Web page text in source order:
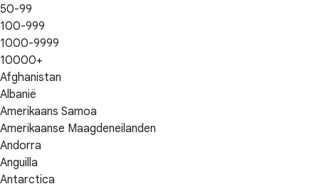
50-99
100-999
1000-9999
10000+
Afghanistan
Albanië
Amerikaans Samoa
Amerikaanse Maagdeneilanden
Andorra
Anguilla
Antarctica